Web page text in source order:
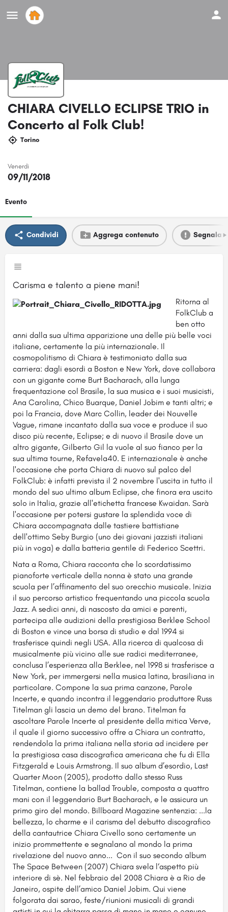
CHIARA CIVELLO ECLIPSE TRIO in
Concerto al Folk Club!
Torino
Venerdi
09/11/2018
Evento
Condividi Aggrega contenuto Segnala
Carisma e talento a piene mani!
Ritorna al
FolkClub a
ben otto
anni dalla sua ultima apparizione una delle più belle voci
italiane, certamente la più internazionale. Il
cosmopolitismo di Chiara è testimoniato dalla sua
carriera: dagli esordi a Boston e New York, dove collabora
con un gigante come Burt Bacharach, alla lunga
frequentazione col Brasile, la sua musica e i suoi musicisti,
Ana Carolina, Chico Buarque, Daniel Jobim e tanti altri; e
poi la Francia, dove Marc Collin, leader dei Nouvelle
Vague, rimane incantato dalla sua voce e produce il suo
disco più recente, Eclipse; e di nuovo il Brasile dove un
altro gigante, Gilberto Gil la vuole al suo fianco per la
sua ultima tourne, Refavela40. E internazionale è anche
l'occasione che porta Chiara di nuovo sul palco del
FolkClub: è infatti prevista il 2 novembre l'uscita in tutto il
mondo del suo ultimo album Eclipse, che finora era uscito
solo in Italia, grazie all'etichetta francese Kwaidan. Sarà
l'occasione per potersi gustare la splendida voce di
Chiara accompagnata dalle tastiere battistiane
dell'ottimo Seby Burgio (uno dei giovani jazzisti italiani
più in voga) e dalla batteria gentile di Federico Scettri.
Nata a Roma, Chiara racconta che lo scordatissimo
pianoforte verticale della nonna è stato una grande
scuola per l’affinamento del suo orecchio musicale. Inizia
il suo percorso artistico frequentando una piccola scuola
Jazz. A sedici anni, di nascosto da amici e parenti,
partecipa alle audizioni della prestigiosa Berklee School
di Boston e vince una borsa di studio e dal 1994 si
trasferisce quindi negli USA. Alla ricerca di qualcosa di
musicalmente più vicino alle sue radici mediterranee,
conclusa l’esperienza alla Berklee, nel 1998 si trasferisce a
New York, per immergersi nella musica latina, brasiliana in
particolare. Compone la sua prima canzone, Parole
Incerte, e quando incontra il leggendario produttore Russ
Titelman gli lascia un demo del brano. Titelman fa
ascoltare Parole Incerte al presidente della mitica Verve,
il quale il giorno successivo offre a Chiara un contratto,
rendendola la prima italiana nella storia ad incidere per
la prestigiosa casa discografica americana che fu di Ella
Fitzgerald e Louis Armstrong. Il suo album d’esordio, Last
Quarter Moon (2005), prodotto dallo stesso Russ
Titelman, contiene la ballad Trouble, composta a quattro
mani con il leggendario Burt Bacharach, e le assicura un
primo giro del mondo. Billboard Magazine sentenzia: ...la
bellezza, lo charme e il carisma del debutto discografico
della cantautrice Chiara Civello sono certamente un
inizio prommettente e segnalano al mondo la prima
rivelazione del nuovo anno... Con il suo secondo album
The Space Between (2007) Chiara svela l‘aspetto più
interiore di sè. Nel febbraio del 2008 Chiara è a Rio de
Janeiro, ospite dell’amico Daniel Jobim. Qui viene
folgorata dai sarao, feste/riunioni musicali di grandi